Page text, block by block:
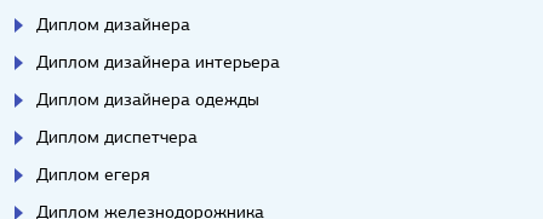
Диплом дизайнера
Диплом дизайнера интерьера
Диплом дизайнера одежды
Диплом диспетчера
Диплом егеря
Диплом железнодорожника